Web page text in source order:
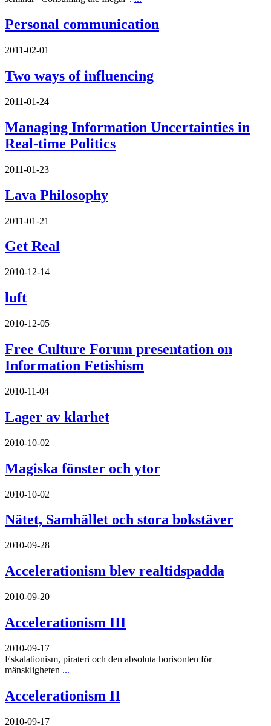
Personal communication
2011-02-01
Two ways of influencing
2011-01-24
Managing Information Uncertainties in
Real-time Politics
2011-01-23
Lava Philosophy
2011-01-21
Get Real
2010-12-14
luft
2010-12-05
Free Culture Forum presentation on
Information Fetishism
2010-11-04
Lager av klarhet
2010-10-02
Magiska fönster och ytor
2010-10-02
Nätet, Samhället och stora bokstäver
2010-09-28
Accelerationism blev realtidspadda
2010-09-20
Accelerationism III
2010-09-17
Eskalationism, pirateri och den absoluta horisonten för
mänskligheten ...
Accelerationism II
2010-09-17